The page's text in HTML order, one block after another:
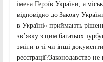
імена Героїв України, а
відповідно до Закону
в Україні» приймають
зв’язку з цим багатьох
зміни в ті чи інші
реєстрації?Законодавство